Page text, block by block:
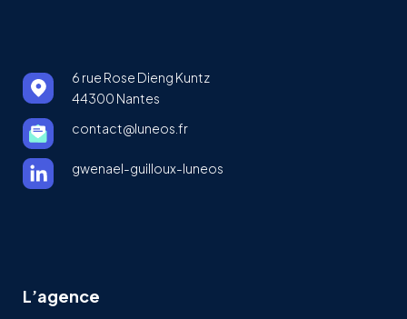
6 rue Rose Dieng Kuntz
44300 Nantes
contact@luneos.fr
gwenael-guilloux-luneos
L’agence